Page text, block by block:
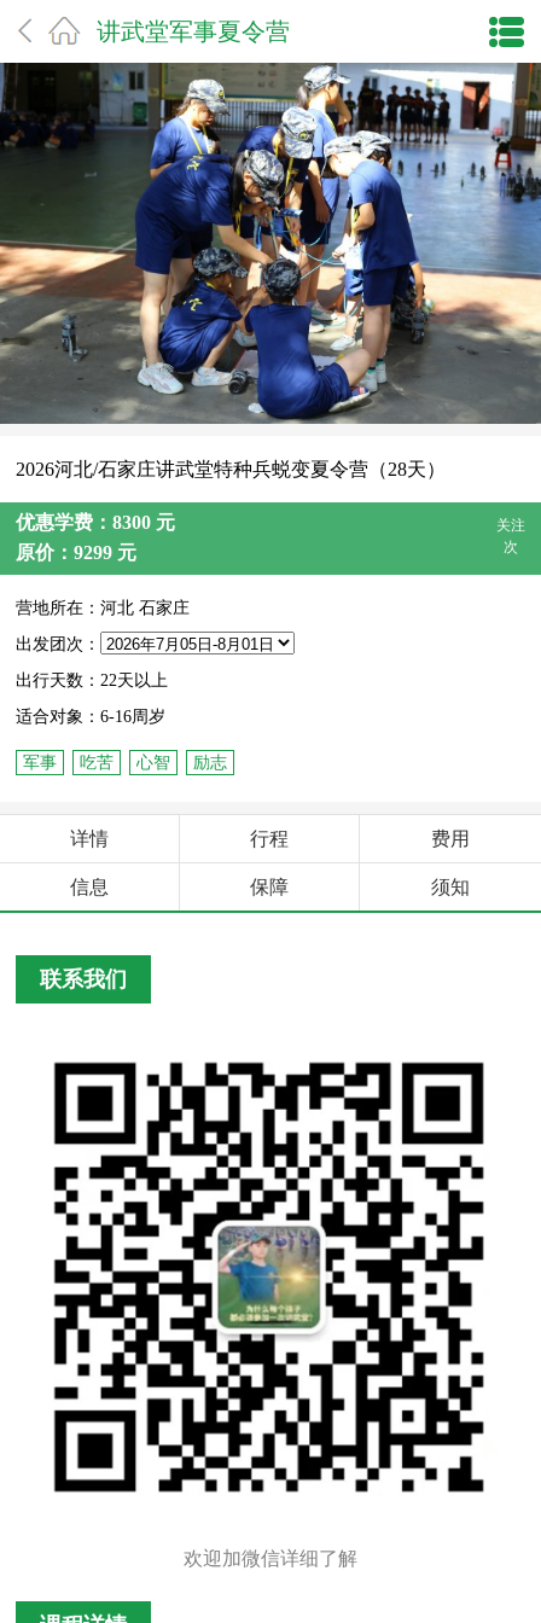
讲武堂军事夏令营
2026河北/石家庄讲武堂特种兵蜕变夏令营（28天）
优惠学费：8300 元
原价：9299 元
关注
次
营地所在：河北 石家庄
出发团次：
出行天数：22天以上
适合对象：6-16周岁
军事 吃苦 心智 励志
详情 行程 费用
信息 保障 须知
联系我们
欢迎加微信详细了解